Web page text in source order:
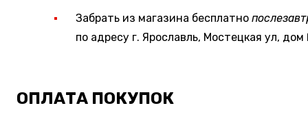
Забрать из магазина бесплатно
по адресу г. Ярославль, Мостецкая ул,
ОПЛАТА ПОКУПОК